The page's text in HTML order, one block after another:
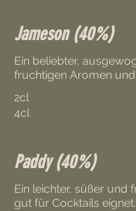
Jameson (40%)
Ein beliebter,
2cl
4cl
Paddy (40%)
Ein leichter, süßer und
gut für Cocktails eignet.